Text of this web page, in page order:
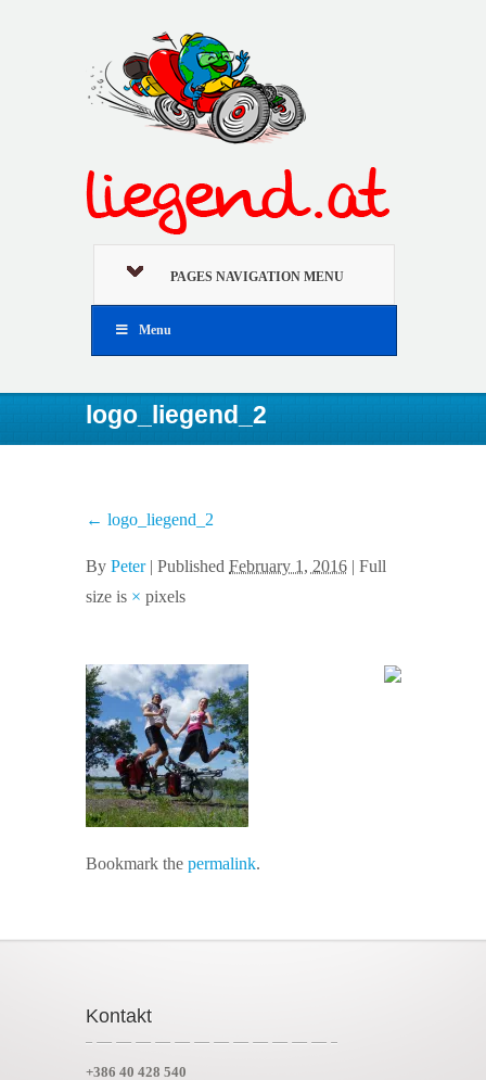
PAGES NAVIGATION MENU
Menu
logo_liegend_2
← logo_liegend_2
By Peter | Published February 1, 2016 | Full
size is × pixels
Bookmark the permalink.
Kontakt
+386 40 428 540